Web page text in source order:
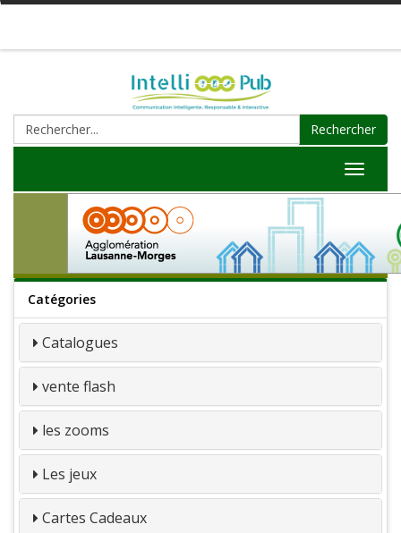
Rechercher
Toggle
Catégories
Catalogues
vente flash
les zooms
Les jeux
Cartes Cadeaux